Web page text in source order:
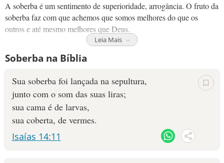
VERSÍCULOS
PALAVRA DO DIA
SALMO DO DIA
DEVOCIONAL DIÁRIO
10 MANDAMENTOS
A soberba é um sentimento de superioridade, arrogância. O fruto da
soberba faz com que achemos que somos melhores do que os
outros e até mesmo melhores que Deus.
A soberba é cega e enganadora, a insensatez e a falta de humildade
nos afasta de Deus e nos leva ao abismo. Por isso, examine os
A humildade é a solução para a soberba. Deus humilha os
soberbos mas honra os humildes.
a Deus!
Leia Mais
Soberba na Bíblia
Sua soberba foi lançada na sepultura,
junto com o som das suas liras;
sua cama é de larvas,
sua coberta, de vermes.
Isaías 14:11